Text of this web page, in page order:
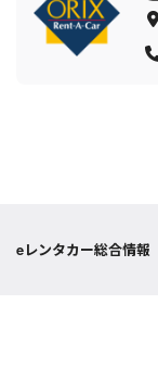
eレンタカー総合情報